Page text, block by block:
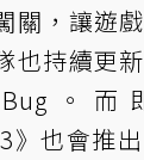
關，讓遊
也持續更
。而
》也會推